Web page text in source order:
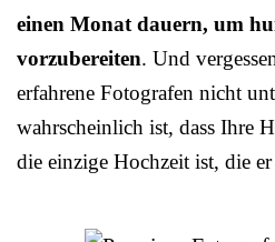
einen Monat dauern, um
vorzubereiten. Und
erfahrene Fotografen nicht
wahrscheinlich ist, dass Ihre
die einzige Hochzeit ist, die